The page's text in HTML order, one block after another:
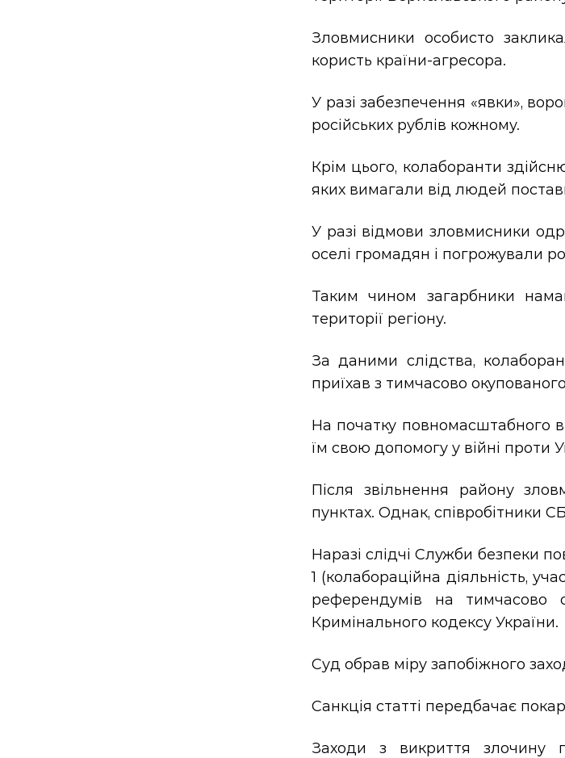
Зловмисники особисто
користь країни-агресора.
У разі забезпечення «явки»,
російських рублів кожному.
Крім цього, колаборанти
яких вимагали від людей
У разі відмови зловмисники
оселі громадян і погрожували
Таким чином загарбники
території регіону.
За даними слідства,
приїхав з тимчасово
На початку повномасштабного
їм свою допомогу у війні проти
Після звільнення району
пунктах. Однак, співробітники
Наразі слідчі Служби безпеки
1 (колабораційна діяльність,
референдумів на тимчасово
Кримінального кодексу України.
Суд обрав міру запобіжного
Санкція статті передбачає
Заходи з викриття злочину